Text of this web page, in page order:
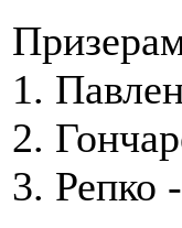
1.
2.
3. Репко